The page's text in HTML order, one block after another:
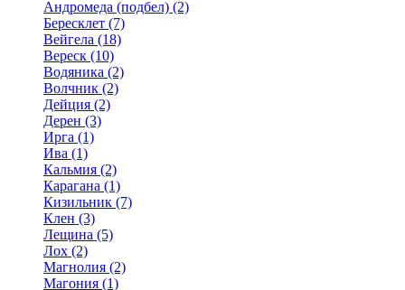
Андромеда (подбел) (2)
Бересклет (7)
Вейгела (18)
Вереск (10)
Водяника (2)
Волчник (2)
Дейция (2)
Дерен (3)
Ирга (1)
Ива (1)
Кальмия (2)
Карагана (1)
Кизильник (7)
Клен (3)
Лещина (5)
Лох (2)
Магнолия (2)
Магония (1)